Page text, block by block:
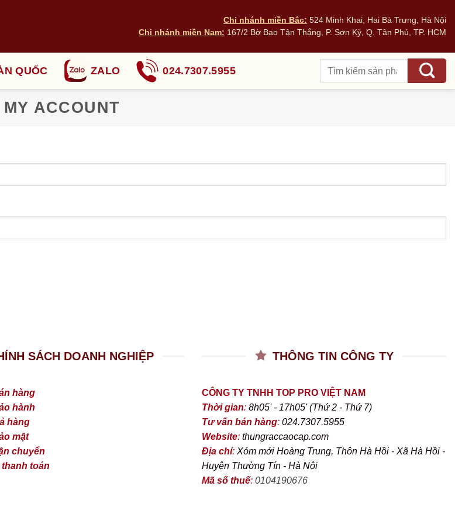
Chi nhánh miền Bắc: 524 Minh Khai, Hai Bà Trưng, Hà Nội
Chi nhánh miền Nam: 167/2 Bờ Bao Tân Thắng, P. Sơn Kỳ, Q. Tân Phú, TP. HCM
QUỐC ZALO 024.7307.5955
kiếm:
MY ACCOUNT
SÁCH DOANH NGHIỆP
hàng
hành
hàng
mật
chuyển
toán
THÔNG TIN CÔNG TY
CÔNG TY TNHH TOP PRO VIỆT NAM
Thời gian: 8h05' - 17h05' (Thứ 2 - Thứ 7)
Tư vấn bán hàng: 024.7307.5955
Website: thungraccaocap.com
Địa chỉ: Xóm mới Hoàng Trung, Thôn Hà Hồi - Xã Hà Hồi -
Huyện Thường Tín - Hà Nội
Mã số thuế: 0104190676